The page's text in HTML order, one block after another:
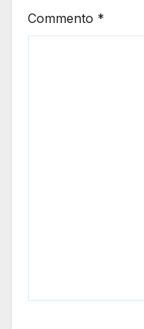
Commento *